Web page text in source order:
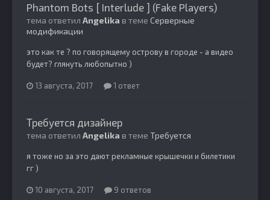
Phantom Bots [ Interlude ] (Fake Players)
тема ответил Angelika в теме Серверные
модификации
это как те ? по говорящему острову в городе - а видео
будет? глянуть любопытно )
13 августа, 2017 1 ответ
Требуется дизайнер
тема ответил Angelika в теме Требуется
я тоже но за это дают рекламные крышечки и билетики
гг )
10 августа, 2017 9 ответов